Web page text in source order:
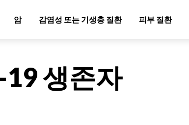
암 감염성 또는 기생충 질환 피부 질환
생존자